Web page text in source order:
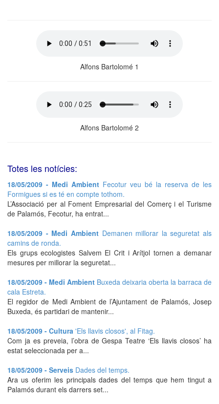
Alfons Bartolomé 1
Alfons Bartolomé 2
Totes les notícies:
18/05/2009 - Medi Ambient Fecotur veu bé la reserva de les
Formigues si es té en compte tothom.
L’Associació per al Foment Empresarial del Comerç i el Turisme
de Palamós, Fecotur, ha entrat...
18/05/2009 - Medi Ambient Demanen millorar la seguretat als
camins de ronda.
Els grups ecologistes Salvem El Crit i Arítjol tornen a demanar
mesures per millorar la seguretat...
18/05/2009 - Medi Ambient Buxeda deixaria oberta la barraca de
cala Estreta.
El regidor de Medi Ambient de l’Ajuntament de Palamós, Josep
Buxeda, és partidari de mantenir...
18/05/2009 - Cultura 'Els llavis closos', al Fitag.
Com ja es preveia, l’obra de Gespa Teatre ‘Els llavis closos’ ha
estat seleccionada per a...
18/05/2009 - Serveis Dades del temps.
Ara us oferim les principals dades del temps que hem tingut a
Palamós durant els darrers set...